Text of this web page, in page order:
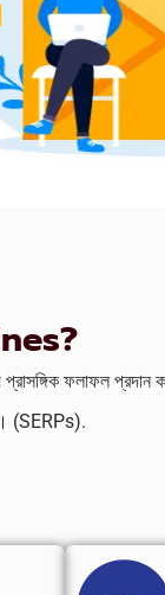
ফলাফল প্রদান
(SERPs).